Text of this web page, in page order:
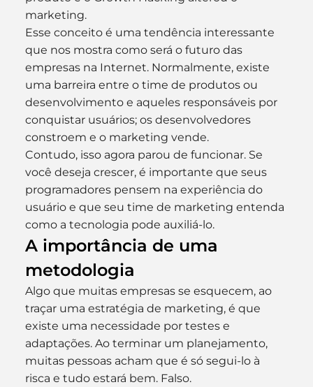
marketing.
Esse conceito é uma tendência interessante
que nos mostra como será o futuro das
empresas na Internet. Normalmente, existe
uma barreira entre o time de produtos ou
desenvolvimento e aqueles responsáveis por
conquistar usuários; os desenvolvedores
constroem e o marketing vende.
Contudo, isso agora parou de funcionar. Se
você deseja crescer, é importante que seus
programadores pensem na experiência do
usuário e que seu time de marketing entenda
como a tecnologia pode auxiliá-lo.
A importância de uma
metodologia
Algo que muitas empresas se esquecem, ao
traçar uma estratégia de marketing, é que
existe uma necessidade por testes e
adaptações. Ao terminar um planejamento,
muitas pessoas acham que é só segui-lo à
risca e tudo estará bem. Falso.